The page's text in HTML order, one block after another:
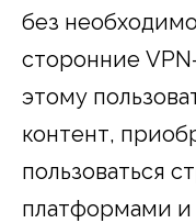
без
сторонние
этому
контент,
пользоваться
платформами и